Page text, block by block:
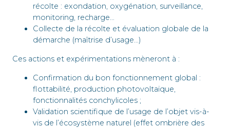
récolte : exondation, oxygénation, surveillance,
monitoring, recharge…
Collecte de la récolte et évaluation globale de la
démarche (maîtrise d’usage…)
Ces actions et expérimentations mèneront à :
Confirmation du bon fonctionnement global :
flottabilité, production photovoltaïque,
fonctionnalités conchylicoles ;
Validation scientifique de l’usage de l’objet vis-à-
vis de l’écosystème naturel (effet ombrière des